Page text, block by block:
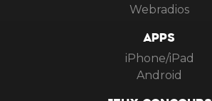
Webradios
APPS
iPhone/iPad
Android